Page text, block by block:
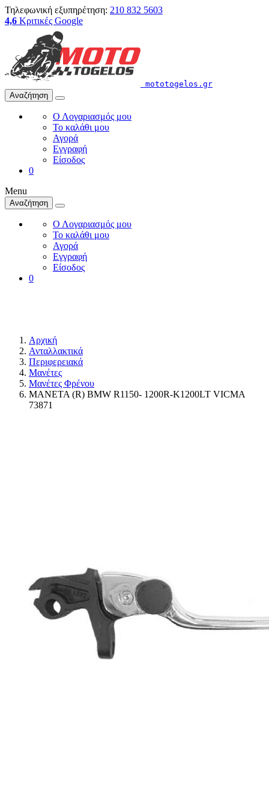
Τηλεφωνική εξυπηρέτηση: 210 832 5603
4,6 Κριτικές Google
mototogelos.gr
Αναζήτηση
Ο Λογαριασμός μου
Το καλάθι μου
Αγορά
Εγγραφή
Είσοδος
0
Menu
Αναζήτηση
Ο Λογαριασμός μου
Το καλάθι μου
Αγορά
Εγγραφή
Είσοδος
0
Αρχική
Ανταλλακτικά
Περιφερειακά
Μανέτες
Μανέτες Φρένου
MANETA (R) BMW R1150- 1200R-K1200LT VICMA
73871